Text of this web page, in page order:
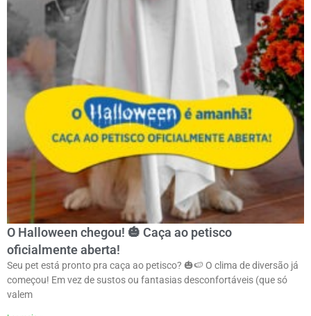
O Halloween chegou! 🎃 Caça ao petisco
oficialmente aberta!
Seu pet está pronto pra caça ao petisco? 🎃🍉 O clima de diversão já
começou! Em vez de sustos ou fantasias desconfortáveis (que só
valem